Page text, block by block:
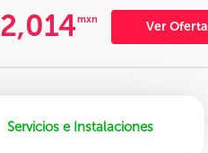
2,014mxn Ver Oferta
Servicios e Instalaciones